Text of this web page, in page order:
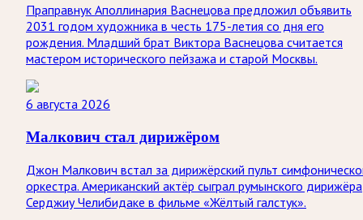
Праправнук Аполлинария Васнецова предложил объявить
2031 годом художника в честь 175-летия со дня его
рождения. Младший брат Виктора Васнецова считается
мастером исторического пейзажа и старой Москвы.
6 августа 2026
Малкович стал дирижёром
Джон Малкович встал за дирижёрский пульт
оркестра. Американский актёр сыграл румынского дирижёра
Серджиу Челибидаке в фильме «Жёлтый галстук».